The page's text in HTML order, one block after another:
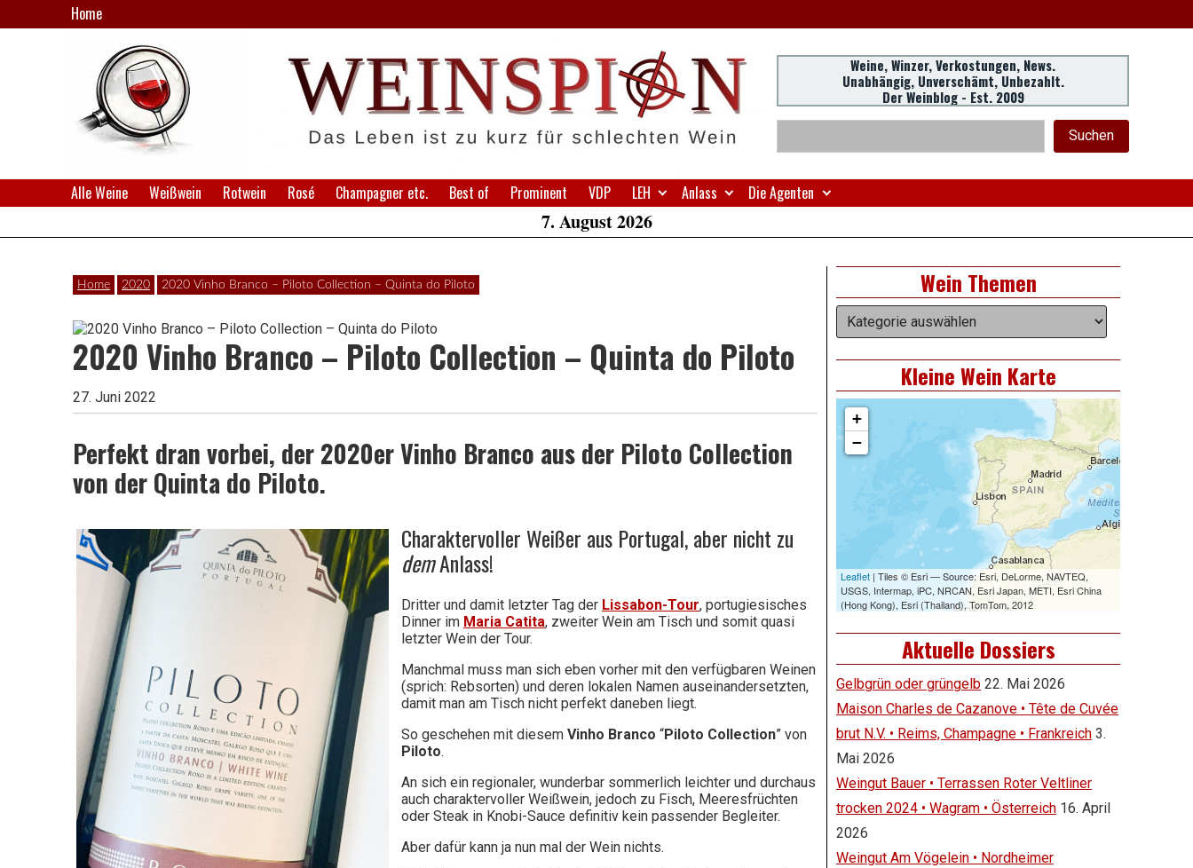
to
Home
WeinSpion
|
Das
Leben
ist
kurz
für
schlechten
Weine,
Header
Widget
Area
Weine, Winzer, Verkostungen, News.
Unabhängig, Unverschämt, Unbezahlt.
Der Weinblog - Est. 2009
Suchen
Alle Weine Weißwein Rotwein Rosé Champagner etc. Best of Prominent VDP LEH Anlass Die Agenten
7. August 2026
Home 2020 2020 Vinho Branco – Piloto Collection – Quinta do Piloto
2020 Vinho Branco – Piloto Collection – Quinta do Piloto
27. Juni 2022
Perfekt dran vorbei, der 2020er Vinho Branco aus der Piloto Collection
von der Quinta do Piloto.
Charaktervoller Weißer aus Portugal, aber nicht zu
demAnlass!
Dritter und damit letzter Tag der Lissabon-Tour, portugiesisches
Dinner im Maria Catita, zweiter Wein am Tisch und somit quasi
letzter Wein der Tour.
Manchmal muss man sich eben vorher mit den verfügbaren Weinen
(sprich: Rebsorten) und deren lokalen Namen auseinandersetzten,
damit man am Tisch nicht perfekt daneben liegt.
So geschehen mit diesem Vinho Branco “Piloto Collection” von
Piloto.
An sich ein regionaler, wunderbar sommerlich leichter und durchaus
auch charaktervoller Weißwein, jedoch zu Fisch, Meeresfrüchten
oder Steak in Knobi-Sauce definitiv kein passender Begleiter.
Aber dafür kann ja nun mal der Wein nichts.
Asides
Wein Themen
Wein
Themen
Kleine Wein Karte
Aktuelle Dossiers
Gelbgrün oder grüngelb 22. Mai 2026
Maison Charles de Cazanove • Tête de Cuvée
brut N.V. • Reims, Champagne • Frankreich 3.
Mai 2026
Weingut Bauer • Terrassen Roter Veltliner
trocken 2024 • Wagram • Österreich 16. April
2026
Weingut Am Vögelein • Nordheimer